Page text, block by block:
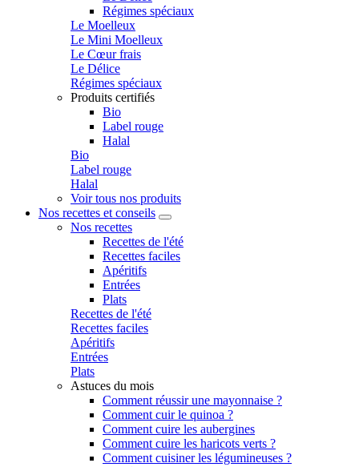
Régimes spéciaux
Le Moelleux
Le Mini Moelleux
Le Cœur frais
Le Délice
Régimes spéciaux
Produits certifiés
Bio
Label rouge
Halal
Bio
Label rouge
Halal
Voir tous nos produits
Nos recettes et conseils
Nos recettes
Recettes de l'été
Recettes faciles
Apéritifs
Entrées
Plats
Recettes de l'été
Recettes faciles
Apéritifs
Entrées
Plats
Astuces du mois
Comment réussir une mayonnaise ?
Comment cuir le quinoa ?
Comment cuire les aubergines
Comment cuire les haricots verts ?
Comment cuisiner les légumineuses ?